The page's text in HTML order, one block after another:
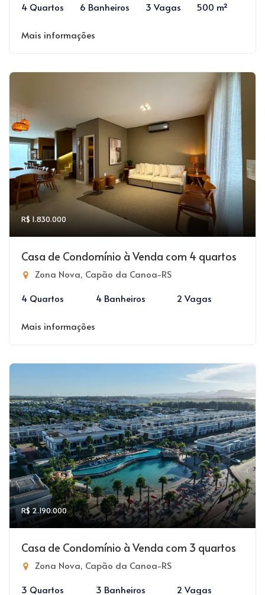
4 Quartos
6 Banheiros 3 Vagas 500 m²
Mais informações
R$ 1.830.000
Casa de Condomínio à Venda com 4 quartos
Zona Nova, Capão da Canoa-RS
4 Quartos
4 Banheiros 2 Vagas
Mais informações
R$ 2.190.000
Casa de Condomínio à Venda com 3 quartos
Zona Nova, Capão da Canoa-RS
3 Quartos
3 Banheiros 2 Vagas